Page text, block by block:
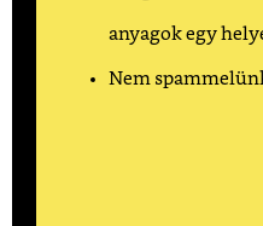
anyagok egy
Nem